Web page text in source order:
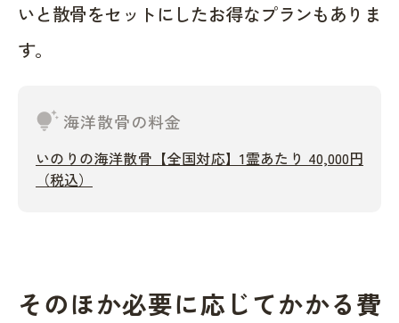
いと散骨をセットにしたお得なプランもありま
す。
tips_and_updates 海洋散骨の料金
いのりの海洋散骨【全国対応】1霊あたり 40,000円
（税込）
そのほか必要に応じてかかる費